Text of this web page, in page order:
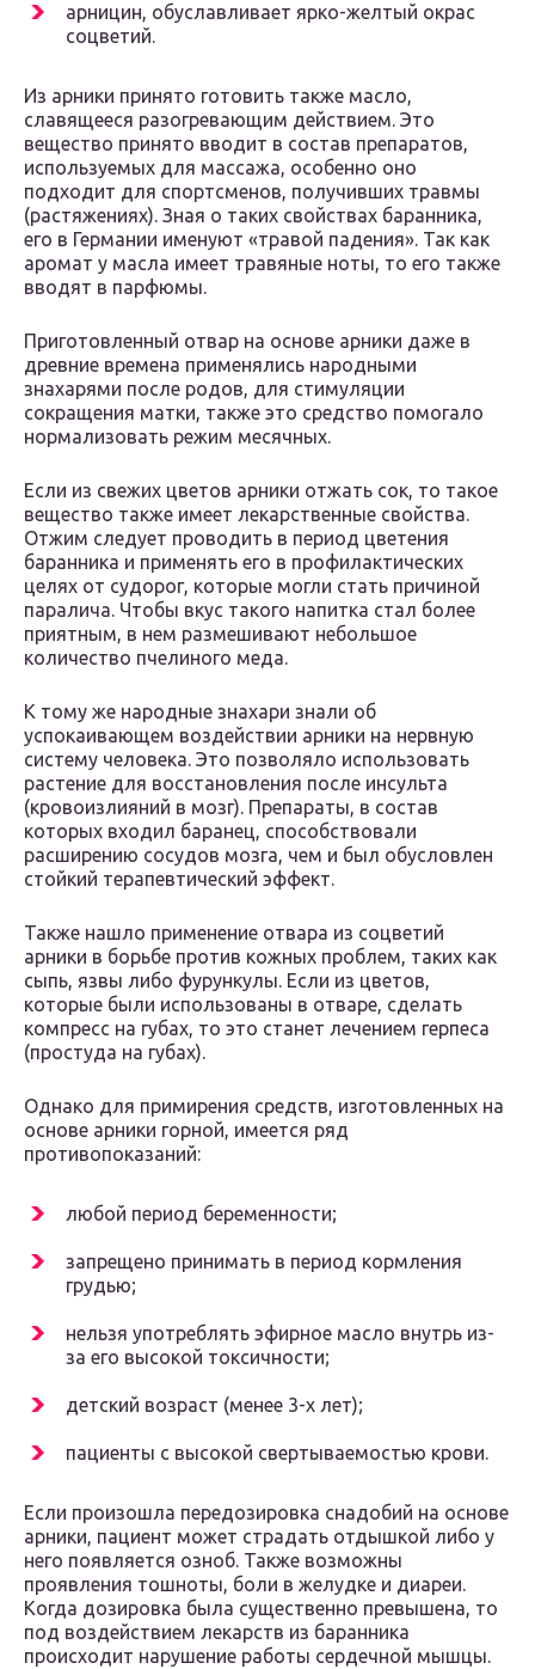
арницин, обуславливает ярко-желтый окрас
соцветий.
Из арники принято готовить также масло,
славящееся разогревающим действием. Это
вещество принято вводит в состав препаратов,
используемых для массажа, особенно оно
подходит для спортсменов, получивших травмы
(растяжениях). Зная о таких свойствах баранника,
его в Германии именуют «травой падения». Так как
аромат у масла имеет травяные ноты, то его также
вводят в парфюмы.
Приготовленный отвар на основе арники даже в
древние времена применялись народными
знахарями после родов, для стимуляции
сокращения матки, также это средство помогало
нормализовать режим месячных.
Если из свежих цветов арники отжать сок, то такое
вещество также имеет лекарственные свойства.
Отжим следует проводить в период цветения
баранника и применять его в профилактических
целях от судорог, которые могли стать причиной
паралича. Чтобы вкус такого напитка стал более
приятным, в нем размешивают небольшое
количество пчелиного меда.
К тому же народные знахари знали об
успокаивающем воздействии арники на нервную
систему человека. Это позволяло использовать
растение для восстановления после инсульта
(кровоизлияний в мозг). Препараты, в состав
которых входил баранец, способствовали
расширению сосудов мозга, чем и был обусловлен
стойкий терапевтический эффект.
Также нашло применение отвара из соцветий
арники в борьбе против кожных проблем, таких как
сыпь, язвы либо фурункулы. Если из цветов,
которые были использованы в отваре, сделать
компресс на губах, то это станет лечением герпеса
(простуда на губах).
Однако для примирения средств, изготовленных на
основе арники горной, имеется ряд
противопоказаний:
любой период беременности;
запрещено принимать в период кормления
грудью;
нельзя употреблять эфирное масло внутрь из-
за его высокой токсичности;
детский возраст (менее 3-х лет);
пациенты с высокой свертываемостью крови.
Если произошла передозировка снадобий на основе
арники, пациент может страдать отдышкой либо у
него появляется озноб. Также возможны
проявления тошноты, боли в желудке и диареи.
Когда дозировка была существенно превышена, то
под воздействием лекарств из баранника
происходит нарушение работы сердечной мышцы.